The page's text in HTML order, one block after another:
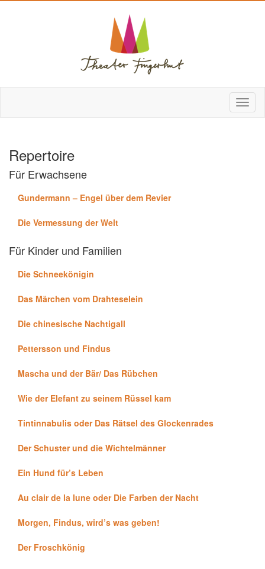
Repertoire
Für Erwachsene
Gundermann – Engel über dem Revier
Die Vermessung der Welt
Für Kinder und Familien
Die Schneekönigin
Das Märchen vom Drahteselein
Die chinesische Nachtigall
Pettersson und Findus
Mascha und der Bär/ Das Rübchen
Wie der Elefant zu seinem Rüssel kam
Tintinnabulis oder Das Rätsel des Glockenrades
Der Schuster und die Wichtelmänner
Ein Hund für’s Leben
Au clair de la lune oder Die Farben der Nacht
Morgen, Findus, wird’s was geben!
Der Froschkönig